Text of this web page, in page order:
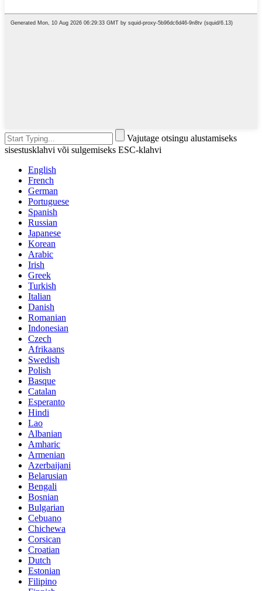
Vajutage otsingu alustamiseks
sisestusklahvi või sulgemiseks ESC-klahvi
English
French
German
Portuguese
Spanish
Russian
Japanese
Korean
Arabic
Irish
Greek
Turkish
Italian
Danish
Romanian
Indonesian
Czech
Afrikaans
Swedish
Polish
Basque
Catalan
Esperanto
Hindi
Lao
Albanian
Amharic
Armenian
Azerbaijani
Belarusian
Bengali
Bosnian
Bulgarian
Cebuano
Chichewa
Corsican
Croatian
Dutch
Estonian
Filipino